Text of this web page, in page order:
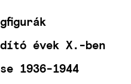
évek X.-ben
1936-1944